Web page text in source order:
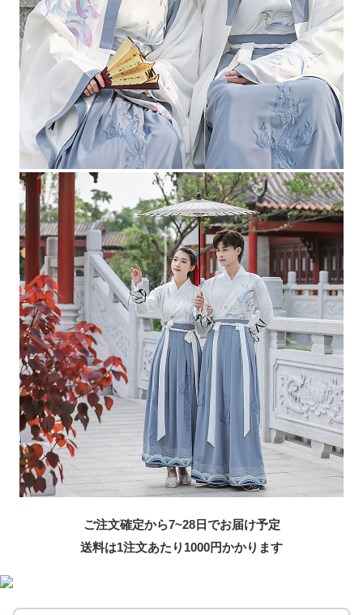
ご注文確定から7~28日でお届け予定
送料は1注文あたり 1000円かかります